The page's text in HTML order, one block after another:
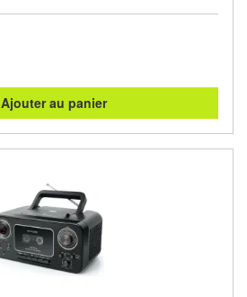
Ajouter au panier